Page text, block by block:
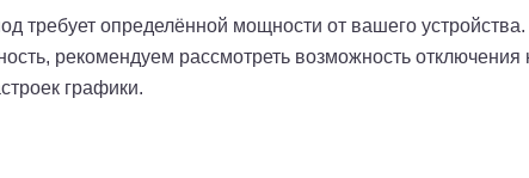
требует определённой мощности от вашего
рекомендуем рассмотреть возможность отключения
графики.